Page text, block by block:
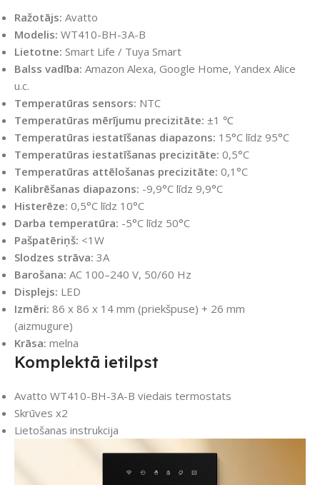
Ražotājs: Avatto
Modelis: WT410-BH-3A-B
Lietotne: Smart Life / Tuya Smart
Balss vadība: Amazon Alexa, Google Home, Yandex Alice
u.c.
Temperatūras sensors: NTC
Temperatūras mērījumu precizitāte: ±1 ℃
Temperatūras iestatīšanas diapazons: 15°C līdz 95°C
Temperatūras iestatīšanas precizitāte: 0,5°C
Temperatūras attēlošanas precizitāte: 0,1°C
Kalibrēšanas diapazons: -9,9°C līdz 9,9°C
Histerēze: 0,5°C līdz 10°C
Darba temperatūra: -5°C līdz 50°C
Pašpatēriņš: <1W
Slodzes strāva: 3A
Barošana: AC 100–240 V, 50/60 Hz
Displejs: LED
Izmēri: 86 x 86 x 14 mm (priekšpuse) + 26 mm
(aizmugure)
Krāsa: melna
Komplektā ietilpst
Avatto WT410-BH-3A-B viedais termostats
Skrūves x2
Lietošanas instrukcija